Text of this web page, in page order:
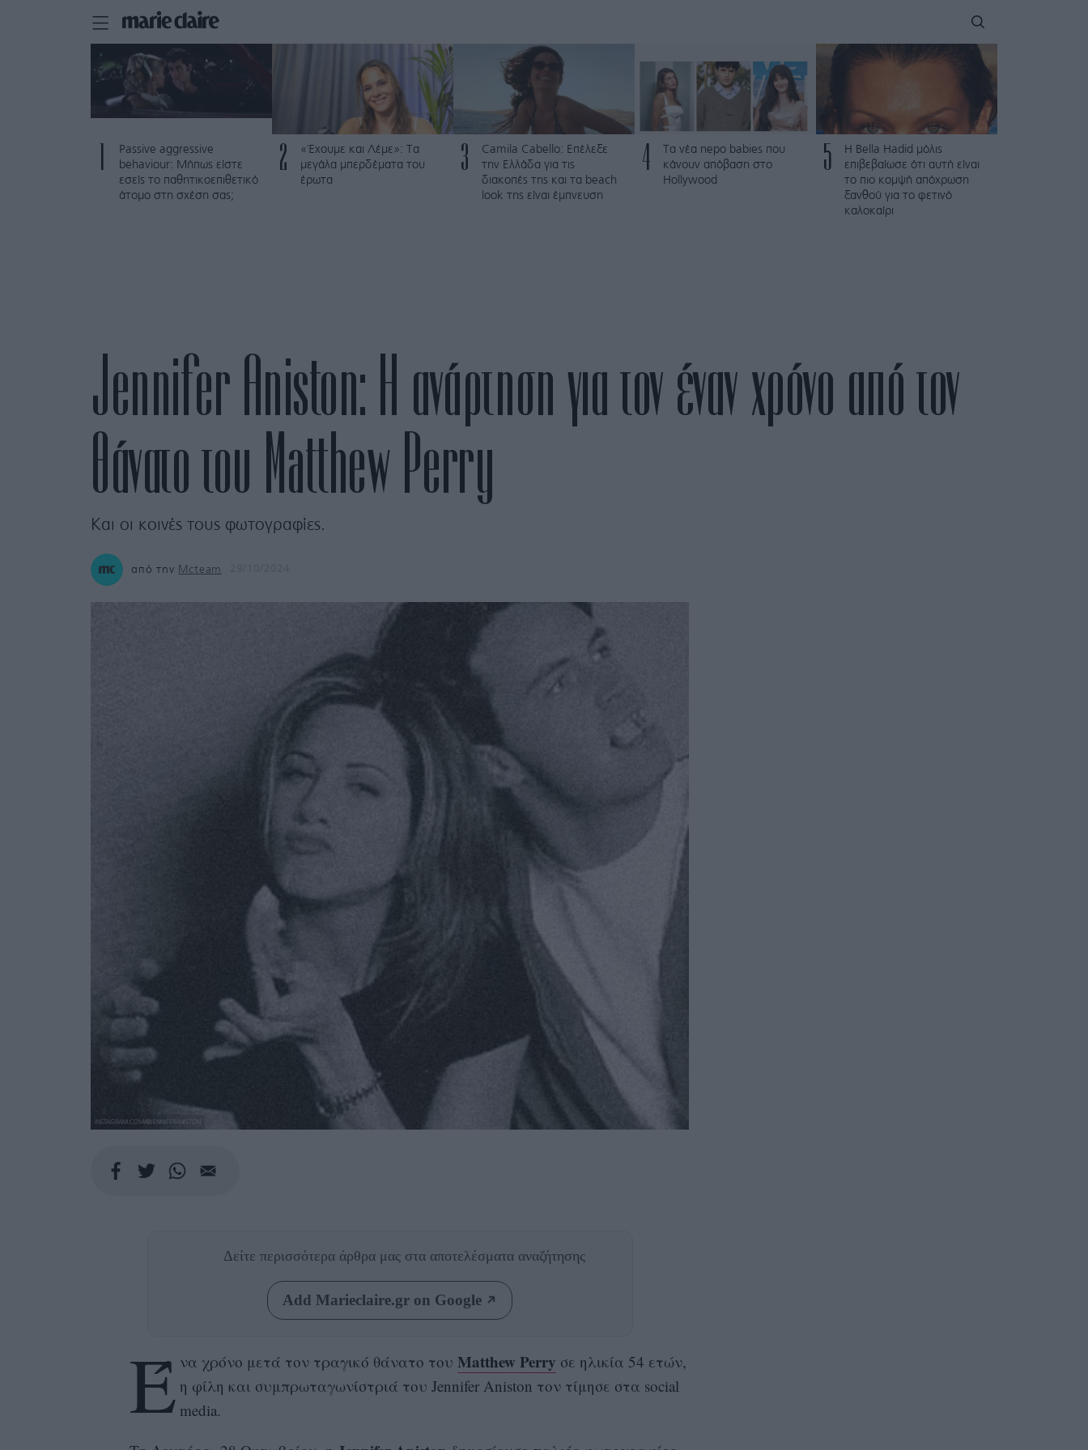
Passive aggressive
behaviour: Μήπως είστε
εσείς το παθητικοεπιθετικό
άτομο στη σχέση σας;
2
«Έχουμε και Λέμε»: Τα
μεγάλα μπερδέματα του
έρωτα
3
Camila Cabello: Επέλεξε
την Ελλάδα για τις
διακοπές της και τα beach
look της είναι έμπνευση
4
Τα νέα nepo babies που
κάνουν απόβαση στο
Hollywood
5
Η Bella Hadid μόλις
επιβεβαίωσε ότι αυτή είναι
το πιο κομψή απόχρωση
ξανθού για το φετινό
καλοκαίρι
Jennifer Aniston: Η ανάρτηση για τον έναν χρόνο από τον
θάνατο του Matthew Perry
Και οι κοινές τους φωτογραφίες.
από την Mcteam
INSTAGRAM.COM/@JENNIFERANISTON
Δείτε περισσότερα άρθρα μας στα αποτελέσματα αναζήτησης
Add Marieclaire.gr on Google
Έ να χρόνο μετά τον τραγικό θάνατο τουMatthew Perry σε ηλικία 54 ετών,
η φίλη και συμπρωταγωνίστριά του Jennifer Aniston τον τίμησε στα social
media.